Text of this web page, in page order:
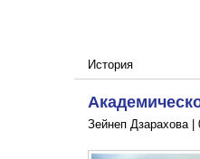
История
Зейнеп Дзарахова |